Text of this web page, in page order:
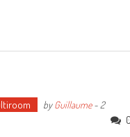
byGuillaume- 2